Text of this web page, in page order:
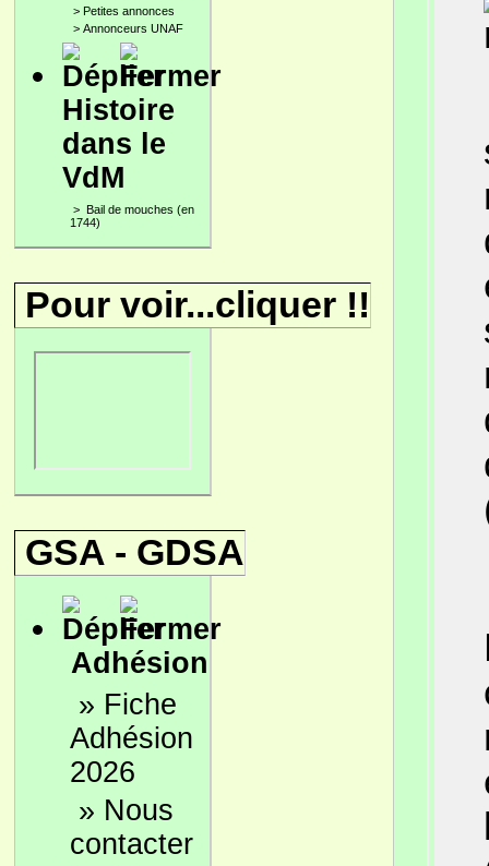
> Petites annonces
> Annonceurs UNAF
Histoire
dans le
VdM
> Bail de mouches (en
1744)
Pour voir...cliquer !!
GSA - GDSA
Adhésion
» Fiche
Adhésion
2026
» Nous
contacter